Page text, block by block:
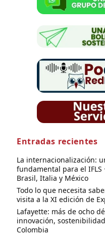
Entradas recientes
La internacionalización:
fundamental para el IFLS
Brasil, Italia y México
Todo lo que necesita
visita a la XI edición de
Lafayette: más de ocho
innovación,
Colombia